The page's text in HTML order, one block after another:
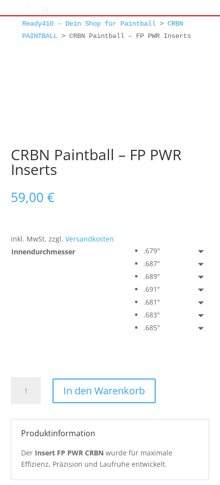
Ready410 – Dein Shop für Paintball> CRBN
PAINTBALL> CRBN Paintball – FP PWR Inserts
CRBN Paintball – FP PWR
Inserts
59,00€
inkl. MwSt. zzgl.Versandkosten
Innendurchmesser
.679"
.687"
.689"
.691"
.681"
.683"
.685"
Paintball
Inserts
Menge
In den Warenkorb
Produktinformation
Der Insert FP PWR CRBN wurde für maximale
Effizienz, Präzision und Laufruhe entwickelt.